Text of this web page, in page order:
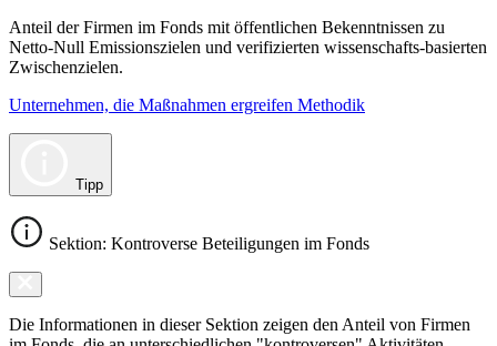
Anteil der Firmen im Fonds mit öffentlichen Bekenntnissen zu
Netto-Null Emissionszielen und verifizierten wissenschafts-basierten
Zwischenzielen.
Unternehmen, die Maßnahmen ergreifen Methodik
Tipp
Sektion: Kontroverse Beteiligungen im Fonds
Die Informationen in dieser Sektion zeigen den Anteil von Firmen